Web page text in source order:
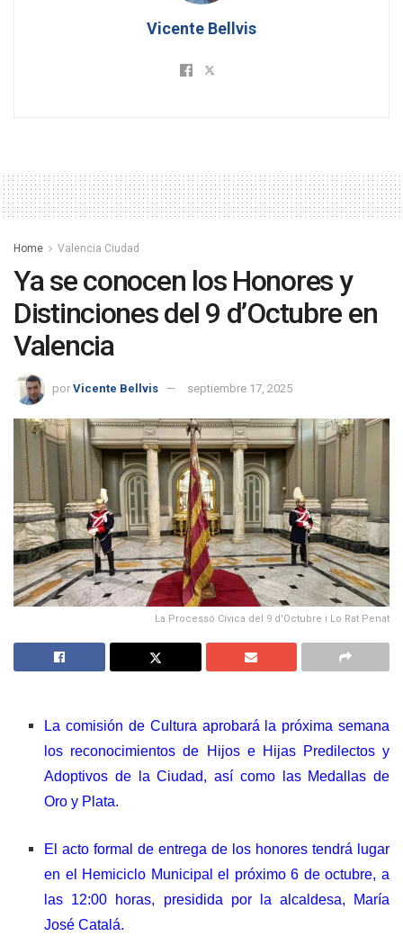
Vicente Bellvis
Home Valencia Ciudad
Ya se conocen los Honores y
Distinciones del 9 d’Octubre en
Valencia
por Vicente Bellvis septiembre 17, 2025
La Processó Cívica del 9 d'Octubre i Lo Rat Penat
La comisión de Cultura aprobará la próxima semana
los reconocimientos de Hijos e Hijas Predilectos y
Adoptivos de la Ciudad, así como las Medallas de
Oro y Plata.
El acto formal de entrega de los honores tendrá lugar
en el Hemiciclo Municipal el próximo 6 de octubre, a
las 12:00 horas, presidida por la alcaldesa, María
José Catalá.